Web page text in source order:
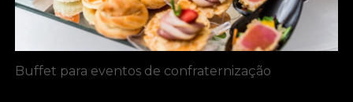
Buffet para eventos de confraternização